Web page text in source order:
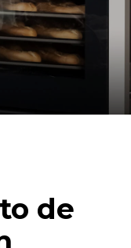
de